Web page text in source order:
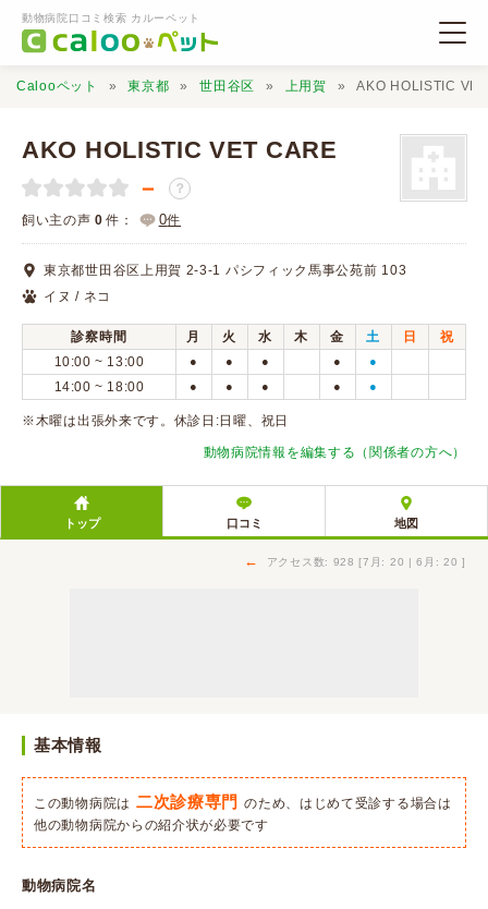
動物病院口コミ検索 カルーペット
動物病院検索
口コミ検索
Calooペットとは？
口コミ投稿
Calooペット 東京都 世田谷区 上用賀 AKO HOLISTIC
AKO HOLISTIC VET CARE
－ ？
飼い主の声 0 件： 0件
東京都世田谷区上用賀 2-3-1 パシフィック馬事公苑前 103
イヌ / ネコ
診察時間 月 火 水 木 金 土 日
祝
10:00 ~ 13:00
● ● ● ● ●
14:00 ~ 18:00 ● ● ● ● ●
※木曜は出張外来です。休診日:日曜、祝日
動物病院情報を編集する（関係者の方へ）
トップ 口コミ 地図
← アクセス数: 928 [7月: 20 | 6月: 20 ]
基本情報
この動物病院は 二次診療専門 のため、はじめて受診する場合は
他の動物病院からの紹介状が必要です
動物病院名